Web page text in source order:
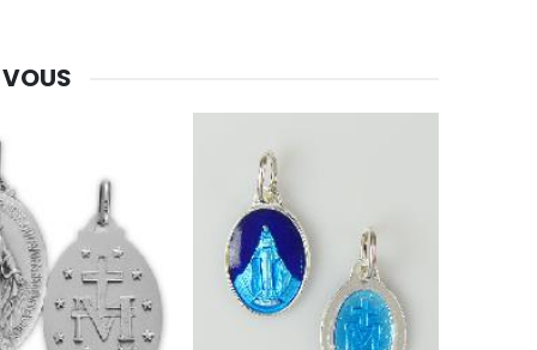
€12.00
Bonbons Pastilles Menthe à l'Eau de Lourdes - 130g
€7.90